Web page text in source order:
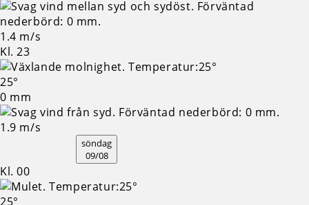
1.4 m/s
Kl. 23
25°
0 mm
1.9 m/s
söndag
09/08
Kl. 00
25°